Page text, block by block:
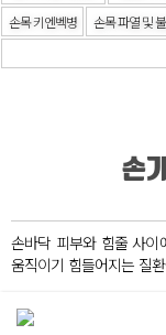
손목 키엔벡병
손목 파열 및
손
손바닥 피부와 힘줄 사이
움직이기 힘들어지는 질